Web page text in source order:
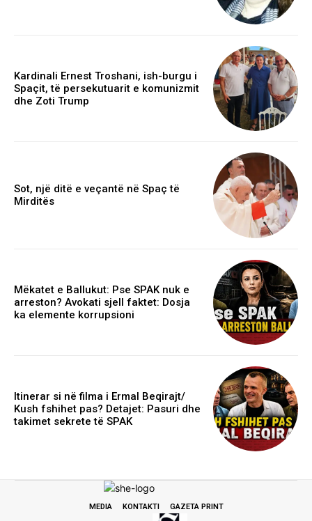
Kardinali Ernest Troshani, ish-burgu i
Spaçit, të persekutuarit e komunizmit
dhe Zoti Trump
Sot, një ditë e veçantë në Spaç të
Mirditës
Mëkatet e Ballukut: Pse SPAK nuk e
arreston? Avokati sjell faktet: Dosja
ka elemente korrupsioni
Itinerar si në filma i Ermal Beqirajt/
Kush fshihet pas? Detajet: Pasuri dhe
takimet sekrete të SPAK
MEDIA KONTAKTI GAZETA PRINT